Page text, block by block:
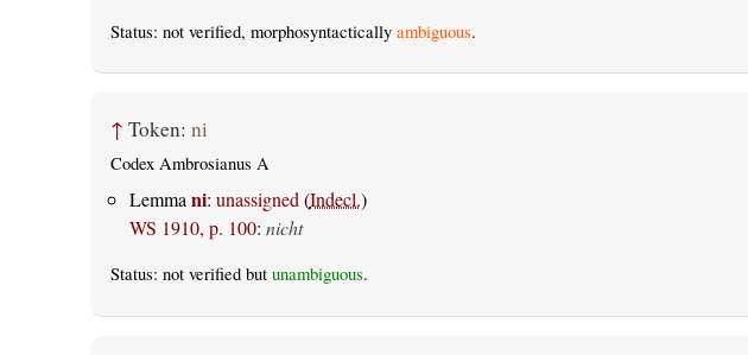
Status: not verified, morphosyntactically ambiguous.
↑ Token: ni
Codex Ambrosianus A
Lemmani: unassigned(Indecl.)
WS 1910, p. 100: nicht
Status: not verified but unambiguous.